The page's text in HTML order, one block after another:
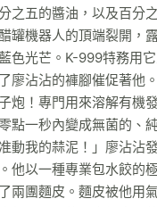
之五的醬油，以及百分
罐機器人的頂端裂開，
色光芒。K-999特務用
廖沾沾的褲腳催促著他
炮！專門用來溶解有機
點一秒內變成無菌的、
動我的蒜泥！」廖沾沾
他以一種專業包水餃的
兩團麵皮。麵皮被他用